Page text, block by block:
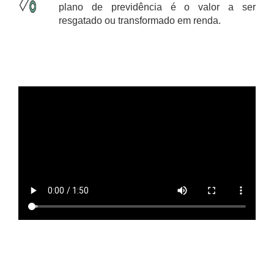
plano de previdência é o valor a ser
resgatado ou transformado em renda.